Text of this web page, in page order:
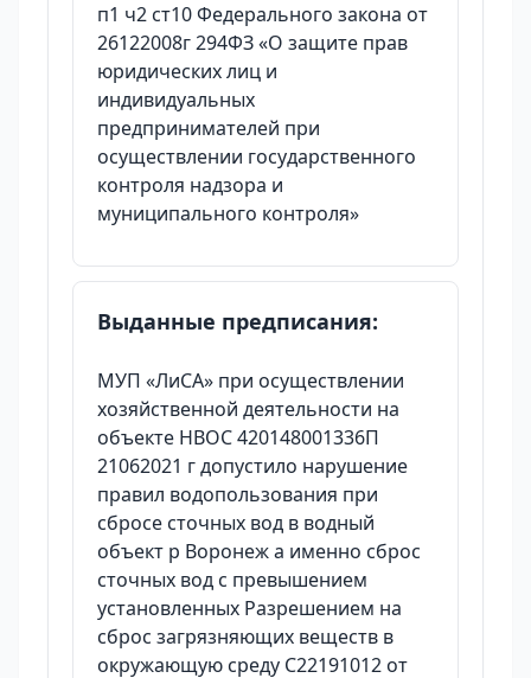
п1 ч2 ст10 Федерального закона от
26122008г 294ФЗ «О защите прав
юридических лиц и
индивидуальных
предпринимателей при
осуществлении государственного
контроля надзора и
муниципального контроля»
Выданные предписания:
МУП «ЛиСА» при осуществлении
хозяйственной деятельности на
объекте НВОС 420148001336П
21062021 г допустило нарушение
правил водопользования при
сбросе сточных вод в водный
объект р Воронеж а именно сброс
сточных вод с превышением
установленных Разрешением на
сброс загрязняющих веществ в
окружающую среду C22191012 от